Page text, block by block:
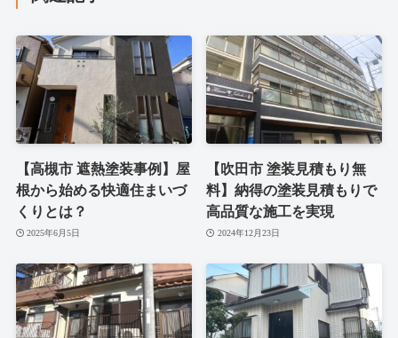
【高槻市 遮熱塗装事例】屋
根から始める快適住まいづ
くりとは？
2025年6月5日
【吹田市 塗装見積もり無
料】納得の塗装見積もりで
高品質な施工を実現
2024年12月23日